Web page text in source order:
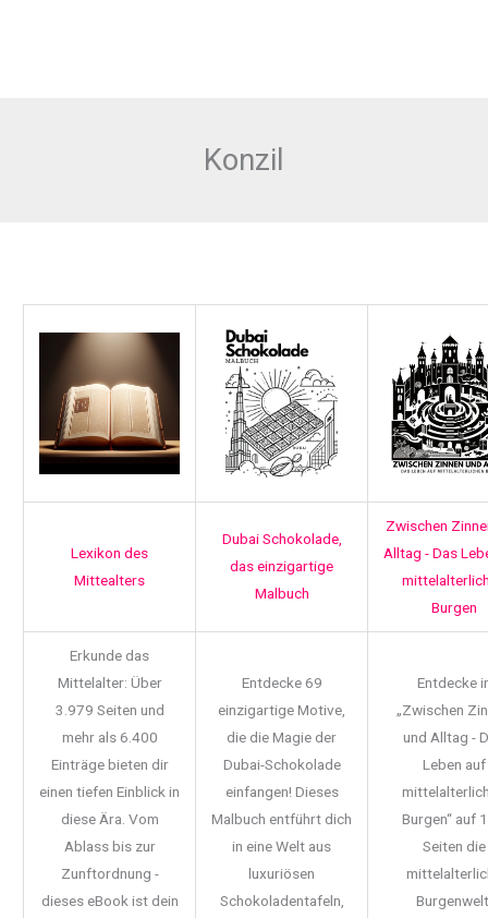
Konzil
Lexikon des
Mittealters
Dubai Schokolade,
das einzigartige
Malbuch
Zwischen
Alltag - Das
Burgen
Erkunde das
Mittelalter: Über
3.979 Seiten und
mehr als 6.400
Einträge bieten dir
einen tiefen Einblick in
diese Ära. Vom
Ablass bis zur
Zunftordnung -
dieses eBook ist dein
Entdecke 69
einzigartige Motive,
die die Magie der
Dubai-Schokolade
einfangen! Dieses
Malbuch entführt dich
in eine Welt aus
luxuriösen
Schokoladentafeln,
Entdecke
„Zwischen
und Alltag -
Leben auf
Burgen“ auf
Seiten die